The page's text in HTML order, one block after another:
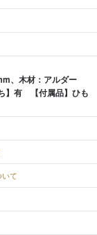
、木材：アルダー
】有 【付属品】ひも
て